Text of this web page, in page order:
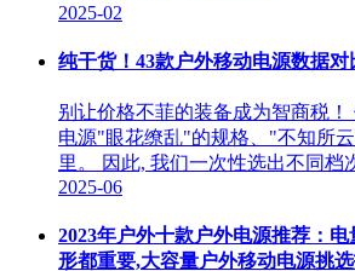
2025-02
纯干货！43款户外移动电源数据对
别让价格不菲的装备成为智商税
电源"眼花缭乱"的规格、"不知所
里。 因此, 我们一次性选出不同档
2025-06
2023年户外十款户外电源推荐：
形都重要,大容量户外移动电源挑